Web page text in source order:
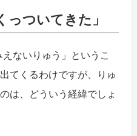
っついてきた」
ないりゅう」というこ
てくるわけですが、りゅ
は、どういう経緯でしょ